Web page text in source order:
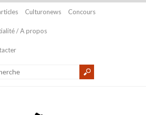
Culturonews Concours
/ A propos